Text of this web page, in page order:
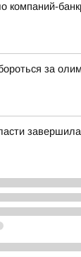
компаний-
за